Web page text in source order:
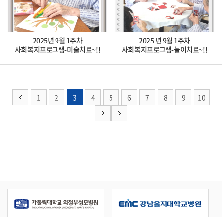
2025년 9월 1주차
사회복지프로그램-미술치료~!!
2025 년 9월 1주차
사회복지프로그램-놀이치료~!!
1 2 3 4 5 6 7 8 9 10